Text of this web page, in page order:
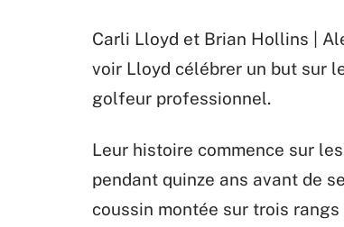
Carli Lloyd et Brian Hollins |
voir Lloyd célébrer un but sur
golfeur professionnel.
Leur histoire commence sur
pendant quinze ans avant de
coussin montée sur trois